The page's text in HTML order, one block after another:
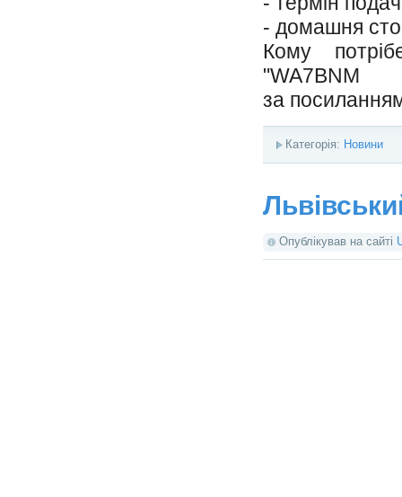
- домашня
Кому
за
Категорія: Новини
Опублікував на сайті